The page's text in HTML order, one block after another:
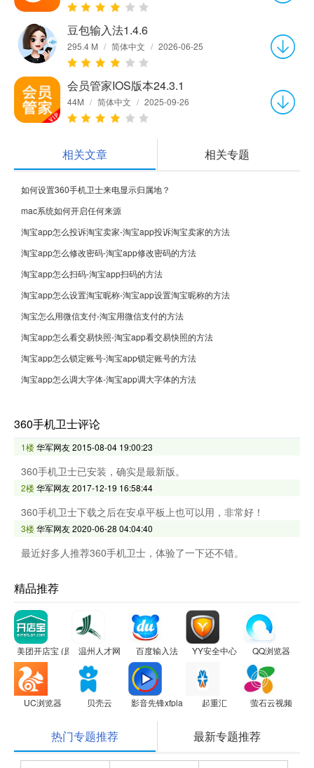
豆包输入法1.4.6
295.4 M / 简体中文 / 2026-06-25
会员管家IOS版本24.3.1
44M / 简体中文 / 2025-09-26
相关文章 相关专题
如何设置360手机卫士来电显示归属地？
mac系统如何开启任何来源
淘宝app怎么投诉淘宝卖家-淘宝app投诉淘宝卖家的方法
淘宝app怎么修改密码-淘宝app修改密码的方法
淘宝app怎么扫码-淘宝app扫码的方法
淘宝app怎么设置淘宝昵称-淘宝app设置淘宝昵称的方法
淘宝怎么用微信支付-淘宝用微信支付的方法
淘宝app怎么看交易快照-淘宝app看交易快照的方法
淘宝app怎么锁定账号-淘宝app锁定账号的方法
淘宝app怎么调大字体-淘宝app调大字体的方法
360手机卫士评论
1楼华军网友2015-08-04 19:00:23
360手机卫士已安装，确实是最新版。
2楼华军网友2017-12-19 16:58:44
360手机卫士下载之后在安卓平板上也可以用，非常好！
3楼华军网友2020-06-28 04:04:40
最近好多人推荐360手机卫士，体验了一下还不错。
精品推荐
美团开店宝 (原美团商家)
温州人才网 百度输入法 YY安全中心 QQ浏览器
UC浏览器 贝壳云 影音先锋xfplay 2.9.0 For iphone
起重汇 萤石云视频
热门专题推荐 最新专题推荐